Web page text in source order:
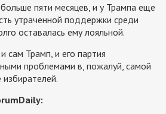
пяти месяцев, и у Трампа еще
утраченной поддержки среди
оставалась ему лояльной.
Трамп, и его партия
проблемами в, пожалуй, самой